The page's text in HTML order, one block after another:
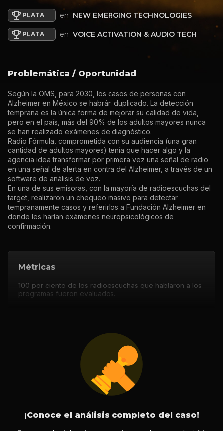
PLATA en NEW EMERGING TECHNOLOGIES
PLATA en VOICE ACTIVATION & AUDIO TECH
Problemática / Oportunidad
Según la OMS, para 2030, los casos de personas con
Alzheimer en México se habrán duplicado. La detección
temprana es la única forma de mejorar su calidad de vida,
pero en el país, más del 90% de los adultos mayores nunca
se han realizado exámenes de diagnóstico.
Radio Fórmula, comprometida con su audiencia (una gran
cantidad de adultos mayores) tenía que hacer algo y la
agencia idea transformar por primera vez una señal de radio
en una señal de alerta en contra del Alzheimer, a través de un
software de análisis de voz.
En una de sus emisoras, con la mayoría de radioescuchas del
target, realizaron un chequeo masivo para detectar
tempranamente casos y referirlos a Fundación Alzheimer en
donde les harían exámenes neuropsicológicos de
confirmación.
Métricas
100 por ciento de los radioescuchas que hablaron a los
programas fueron evaluados.
¡Conoce el análisis completo del caso!